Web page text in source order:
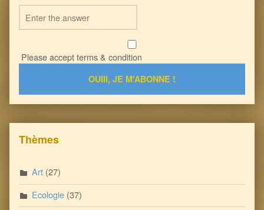
Please accept terms & condition
Thèmes
Art (27)
Ecologie (37)